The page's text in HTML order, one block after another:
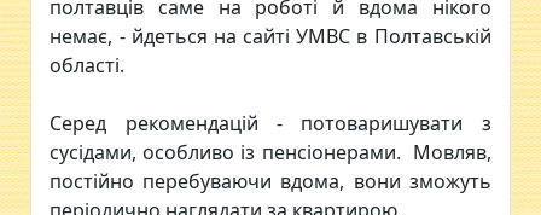
полтавців саме на роботі й вдома нікого
немає, - йдеться на сайті УМВС в Полтавській
області.
Серед рекомендацій - потоваришувати з
сусідами, особливо із пенсіонерами. Мовляв,
постійно перебуваючи вдома, вони зможуть